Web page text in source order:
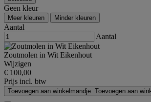
Geen kleur
Meer kleuren Minder kleuren
Aantal
Aantal
Zoutmolen in Wit Eikenhout
Wijzigen
€ 100,00
Prijs incl. btw
Toevoegen aan winkelmandje Toevoegen aan